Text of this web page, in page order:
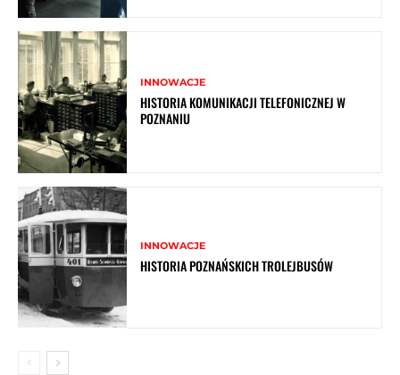
INNOWACJE
HISTORIA KOMUNIKACJI TELEFONICZNEJ W
POZNANIU
INNOWACJE
HISTORIA POZNAŃSKICH TROLEJBUSÓW